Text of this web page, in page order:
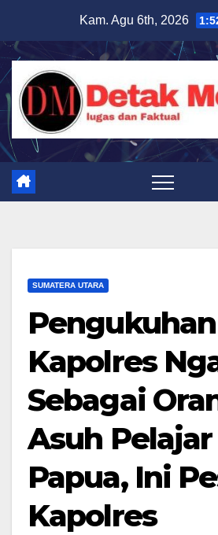
content
Kam. Agu 6th, 2026
SUMATERA UTARA
Pengukuhan
Kapolres
Sebagai
Asuh
Papua, Ini
Kapolres